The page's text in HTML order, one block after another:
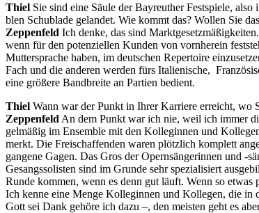
Thiel Sie sind eine Säu­le der Bay­reu­ther Fest­spie­le,
blen Schub­la­de ge­lan­det. Wie kommt das? Wol­len Sie
Zep­pe­n­feld Ich den­ke, das sind
wenn für den po­ten­zi­el­len Kun­den von vorn­her­ein
Mut­ter­spra­che ha­ben, im deut­schen Re­per­toire
Fach und die an­de­ren wer­den fürs Ita­lie­ni­sche,
eine grö­ße­re Band­brei­te an Par­tien bedient.
Thiel Wann war der Punkt in Ih­rer Kar­rie­re er­reicht, wo
Zep­pe­n­feld An dem Punkt war ich nie, weil ich im­mer
gel­mä­ßig im En­sem­ble mit den Kol­le­gin­nen und
merkt. Die Frei­schaf­fen­den wa­ren plötz­lich kom­plett
gan­ge­ne Ga­gen. Das Gros der Opern­sän­ge­rin­nen und -
Ge­sangs­so­lis­ten sind im Grun­de sehr spe­zia­li­siert
Run­de kom­men, wenn es denn gut läuft. Wenn so
Ich ken­ne eine Men­ge Kol­le­gin­nen und Kol­le­gen, die in
Gott sei Dank ge­hö­re ich dazu –, den meis­ten geht es